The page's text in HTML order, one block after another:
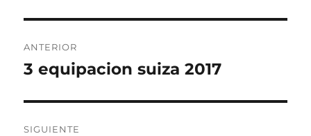
de
ANTERIOR
Entrada
3 equipacion suiza 2017
SIGUIENTE